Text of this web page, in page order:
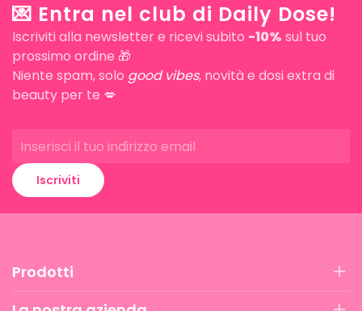
💌 Entra nel club di Daily Dose!
Iscriviti alla newsletter e ricevi subito -10% sul tuo
prossimo ordine 🎁
Niente spam, solo good vibes, novità e dosi extra di
beauty per te 💋
Iscriviti
Prodotti